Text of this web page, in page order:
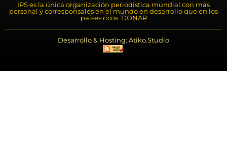
IPS es la única organización periodística mundial con más
personal y corresponsales en el mundo en desarrollo que en los
países ricos. DONAR
Desarrollo & Hosting: Atiko.Studio